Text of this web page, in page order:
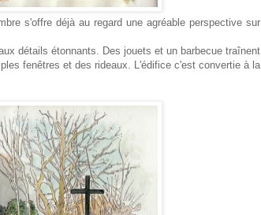
s'offre déjà au regard une agréable perspective sur
détails étonnants. Des jouets et un barbecue traînent
fenêtres et des rideaux. L'édifice c'est convertie à la